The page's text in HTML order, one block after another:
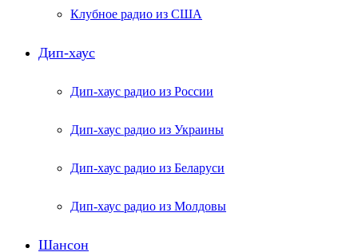
Клубное радио из США
Дип-хаус
Дип-хаус радио из России
Дип-хаус радио из Украины
Дип-хаус радио из Беларуси
Дип-хаус радио из Молдовы
Шансон